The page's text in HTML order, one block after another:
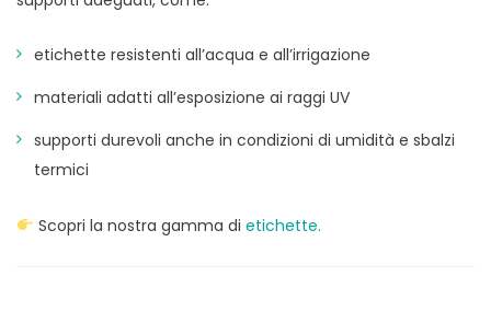
etichette resistenti all’acqua e all’irrigazione
materiali adatti all’esposizione ai raggi UV
supporti durevoli anche in condizioni di umidità e sbalzi
termici
Scopri la nostra gamma di etichette.